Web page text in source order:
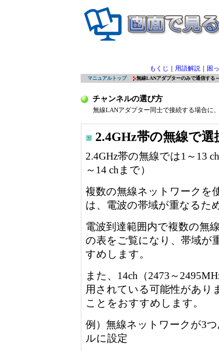
もくじ ｜ 用語解説 ｜ 困
マニュアルトップ 無線LANアダプターのみで通信する
チャンネルの選び方
無線LANアダプター同士で接続する場合に
2.4GHz帯の無線で
2.4GHz帯の無線では1～13
～14 chまで）
複数の無線ネットワークを
は、電波の帯域が重なるた
電波到達範囲内で複数の無
の表をご覧になり、帯域が
すめします。
また、14ch（2473～
用されている可能性があり
ことをおすすめします。
例）無線ネットワークが3
ルに設定